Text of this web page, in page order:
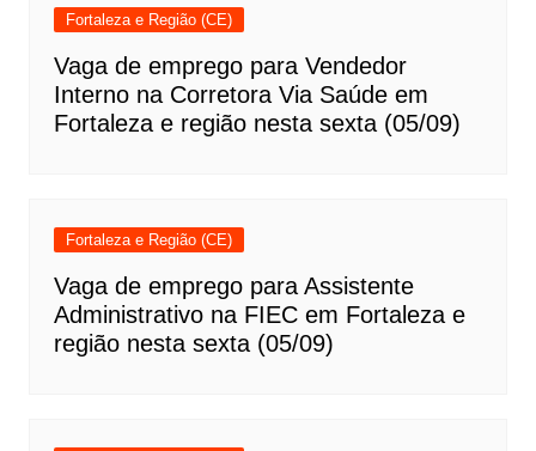
Fortaleza e Região (CE)
Vaga de emprego para Vendedor
Interno na Corretora Via Saúde em
Fortaleza e região nesta sexta (05/09)
Fortaleza e Região (CE)
Vaga de emprego para Assistente
Administrativo na FIEC em Fortaleza e
região nesta sexta (05/09)